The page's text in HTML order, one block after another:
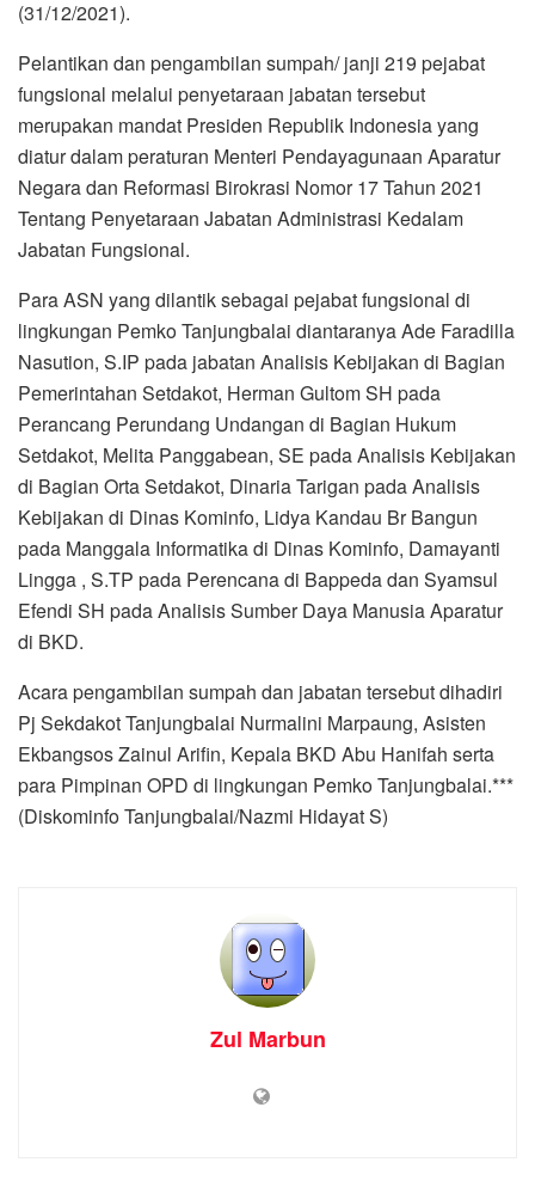
(31/12/2021).
Pelantikan dan pengambilan sumpah/ janji 219 pejabat
fungsional melalui penyetaraan jabatan tersebut
merupakan mandat Presiden Republik Indonesia yang
diatur dalam peraturan Menteri Pendayagunaan Aparatur
Negara dan Reformasi Birokrasi Nomor 17 Tahun 2021
Tentang Penyetaraan Jabatan Administrasi Kedalam
Jabatan Fungsional.
Para ASN yang dilantik sebagai pejabat fungsional di
lingkungan Pemko Tanjungbalai diantaranya Ade Faradilla
Nasution, S.IP pada jabatan Analisis Kebijakan di Bagian
Pemerintahan Setdakot, Herman Gultom SH pada
Perancang Perundang Undangan di Bagian Hukum
Setdakot, Melita Panggabean, SE pada Analisis Kebijakan
di Bagian Orta Setdakot, Dinaria Tarigan pada Analisis
Kebijakan di Dinas Kominfo, Lidya Kandau Br Bangun
pada Manggala Informatika di Dinas Kominfo, Damayanti
Lingga , S.TP pada Perencana di Bappeda dan Syamsul
Efendi SH pada Analisis Sumber Daya Manusia Aparatur
di BKD.
Acara pengambilan sumpah dan jabatan tersebut dihadiri
Pj Sekdakot Tanjungbalai Nurmalini Marpaung, Asisten
Ekbangsos Zainul Arifin, Kepala BKD Abu Hanifah serta
para Pimpinan OPD di lingkungan Pemko Tanjungbalai.***
(Diskominfo Tanjungbalai/Nazmi Hidayat S)
Zul Marbun